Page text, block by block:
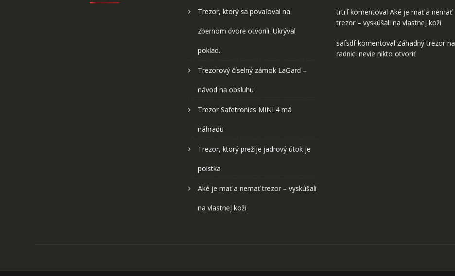
Trezor, ktorý sa povaľoval na
zbernom dvore otvorili. Ukrýval
poklad.
Trezorový číselný zámok LaGard –
návod na obsluhu
Trezor Safetronics MINI 4 má
náhradu
Trezor, ktorý prežije jadrový útok je
poistka
Aké je mať a nemať trezor – vyskúšali
na vlastnej koži
trtrfkomentoval Aké je mať a nemať
trezor – vyskúšali na vlastnej koži
safsdfkomentoval Záhadný trezor na
radnici nevie nikto otvoriť